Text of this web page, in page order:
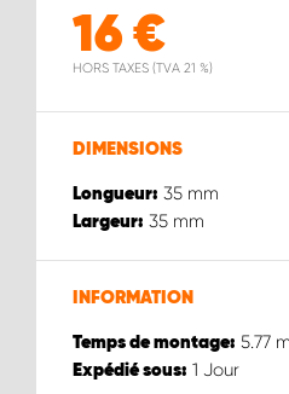
16 €
HORS TAXES (TVA 21 %)
DIMENSIONS
Longueur: 35 mm
Largeur: 35 mm
INFORMATION
Temps de montage: 5.77
Expédié sous: 1 Jour